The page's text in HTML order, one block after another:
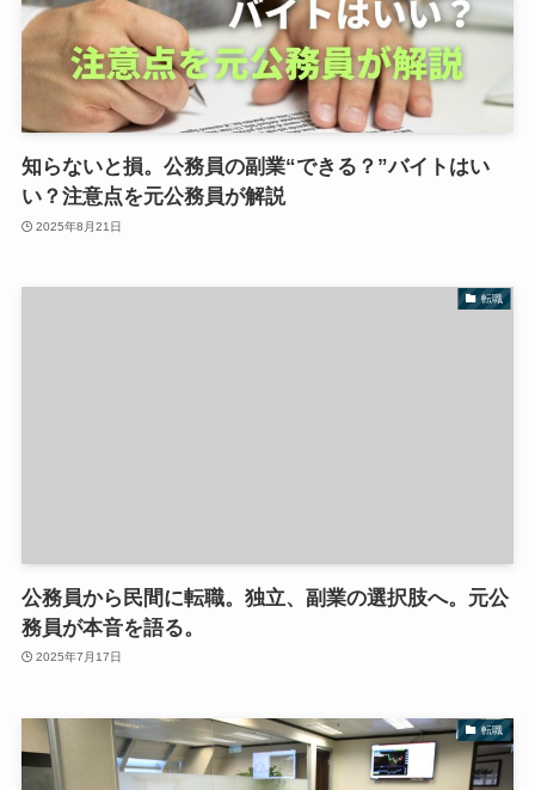
知らないと損。公務員の副業“できる？”バイトはい
い？注意点を元公務員が解説
2025年8月21日
転職
公務員から民間に転職。独立、副業の選択肢へ。元公
務員が本音を語る。
2025年7月17日
転職